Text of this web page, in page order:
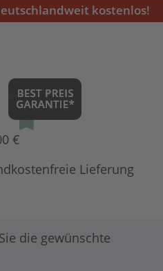
kostenlos!
€
Lieferung
die gewünschte